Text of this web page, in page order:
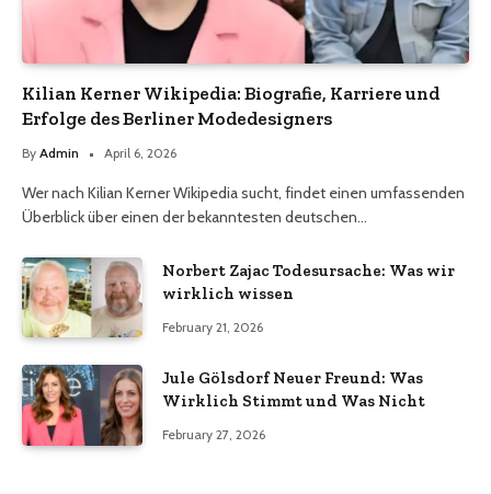
Kilian Kerner Wikipedia: Biografie, Karriere und
Erfolge des Berliner Modedesigners
By Admin April 6, 2026
Wer nach Kilian Kerner Wikipedia sucht, findet einen umfassenden
Überblick über einen der bekanntesten deutschen…
Norbert Zajac Todesursache: Was wir
wirklich wissen
February 21, 2026
Jule Gölsdorf Neuer Freund: Was
Wirklich Stimmt und Was Nicht
February 27, 2026